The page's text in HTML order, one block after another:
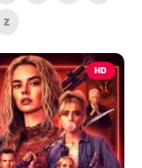
Z
HD